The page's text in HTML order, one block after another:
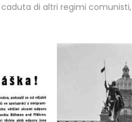
di altri regimi